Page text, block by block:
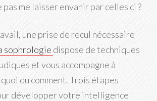
me laisser envahir par celles ci ?
une prise de recul nécessaire
sophrologie dispose de techniques
et vous accompagne à
du comment. Trois étapes
développer votre intelligence